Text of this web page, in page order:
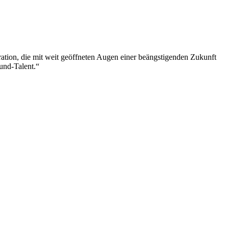
die mit weit geöffneten Augen einer beängstigenden Zukunft
Talent.“